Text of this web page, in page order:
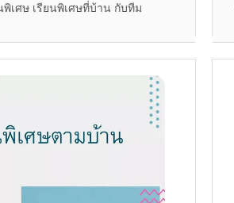
เศษ เรียนพิเศษที่บ้าน กับทีม